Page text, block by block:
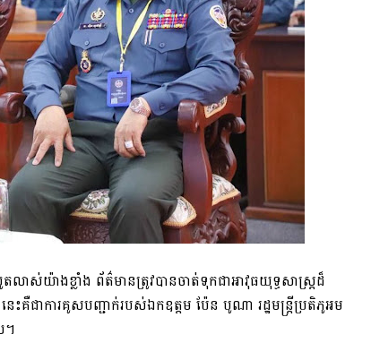
ាស់យ៉ាងខ្លាំង ព័ត៌មានត្រូវបានចាត់ទុកជាអាវុធយុទ្ធសាស្ត្រដ៏
ជាការគូសបញ្ជាក់របស់ឯកឧត្តម ប៉ែន បូណា រដ្ឋមន្ត្រីប្រតិភូអម
។